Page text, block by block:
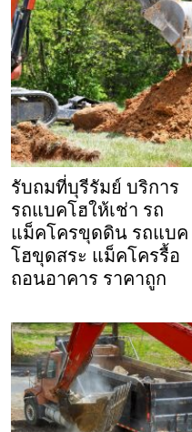
รับถมที่บุรีรัมย์ บริการ
รถแบคโฮให้เช่า รถ
แม็คโครขุดดิน รถแบค
โฮขุดสระ แม็คโครรื้อ
ถอนอาคาร ราคาถูก